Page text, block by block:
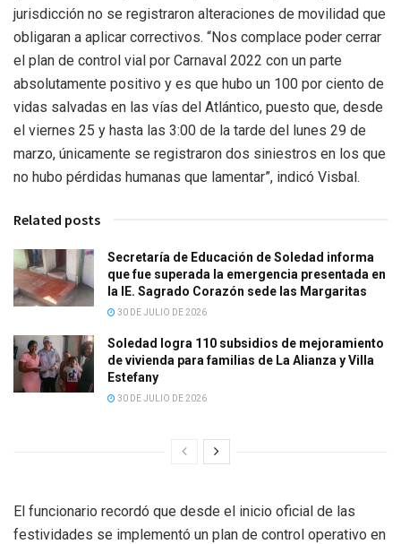
jurisdicción no se registraron alteraciones de movilidad que
obligaran a aplicar correctivos. “Nos complace poder cerrar
el plan de control vial por Carnaval 2022 con un parte
absolutamente positivo y es que hubo un 100 por ciento de
vidas salvadas en las vías del Atlántico, puesto que, desde
el viernes 25 y hasta las 3:00 de la tarde del lunes 29 de
marzo, únicamente se registraron dos siniestros en los que
no hubo pérdidas humanas que lamentar”, indicó Visbal.
Related posts
Secretaría de Educación de Soledad informa
que fue superada la emergencia presentada en
la IE. Sagrado Corazón sede las Margaritas
30 DE JULIO DE 2026
Soledad logra 110 subsidios de mejoramiento
de vivienda para familias de La Alianza y Villa
Estefany
30 DE JULIO DE 2026
El funcionario recordó que desde el inicio oficial de las
festividades se implementó un plan de control operativo en